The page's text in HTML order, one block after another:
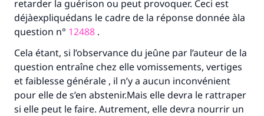
retarder la guérison ou peut provoquer. Ceci est
déjàexpliquédans le cadre de la réponse donnée àla
question n° 12488 .
Cela étant, si l’observance du jeûne par l’auteur de la
question entraîne chez elle vomissements, vertiges
et faiblesse générale , il n’y a aucun inconvénient
pour elle de s’en abstenir.Mais elle devra le rattraper
si elle peut le faire. Autrement, elle devra nourrir un